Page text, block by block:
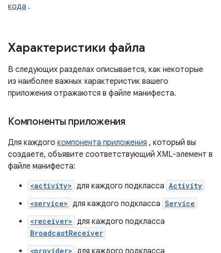
кода .
Характеристики файла
В следующих разделах описывается, как некоторые
из наиболее важных характеристик вашего
приложения отражаются в файле манифеста.
Компоненты приложения
Для каждого компонента приложения , который вы
создаете, объявите соответствующий XML-элемент в
файле манифеста:
<activity> для каждого подкласса Activity
<service> для каждого подкласса Service
<receiver> для каждого подкласса
BroadcastReceiver
<provider> для каждого подкласса